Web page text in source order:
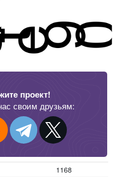
проект!
своим друзьям:
1168